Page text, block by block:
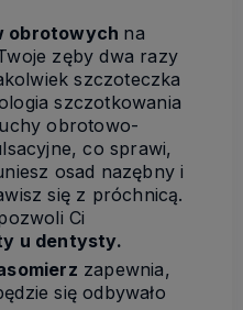
obrotowych na
zęby dwa razy
szczoteczka
szczotkowania
obrotowo-
co sprawi,
osad nazębny i
się z próchnicą.
Ci
u dentysty.
zapewnia,
się odbywało